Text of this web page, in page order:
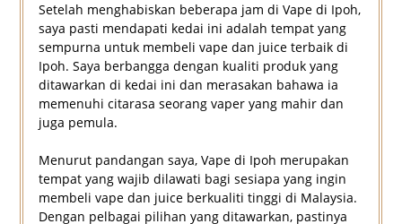
Setelah menghabiskan beberapa jam di Vape di Ipoh,
saya pasti mendapati kedai ini adalah tempat yang
sempurna untuk membeli vape dan juice terbaik di
Ipoh. Saya berbangga dengan kualiti produk yang
ditawarkan di kedai ini dan merasakan bahawa ia
memenuhi citarasa seorang vaper yang mahir dan
juga pemula.
Menurut pandangan saya, Vape di Ipoh merupakan
tempat yang wajib dilawati bagi sesiapa yang ingin
membeli vape dan juice berkualiti tinggi di Malaysia.
Dengan pelbagai pilihan yang ditawarkan, pastinya